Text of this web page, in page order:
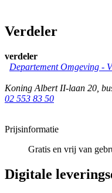
Verdeler
verdeler
Departement Omgeving -
Koning Albert II-laan 20,
02 553 83 50
Prijsinformatie
Gratis en vrij van
Digitale